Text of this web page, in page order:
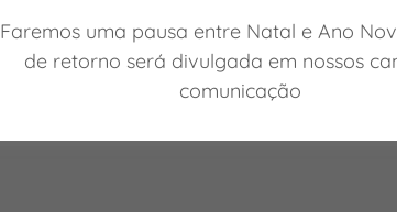
Faremos uma pausa entre Natal e Ano
de retorno será divulgada em nossos
comunicação